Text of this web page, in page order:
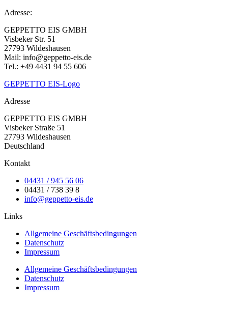
Adresse:
GEPPETTO EIS GMBH
Visbeker Str. 51
27793 Wildeshausen
Mail: info@geppetto-eis.de
Tel.: +49 4431 94 55 606
GEPPETTO EIS-Logo
Adresse
GEPPETTO EIS GMBH
Visbeker Straße 51
27793 Wildeshausen
Deutschland
Kontakt
04431 / 945 56 06
04431 / 738 39 8
info@geppetto-eis.de
Links
Allgemeine Geschäftsbedingungen
Datenschutz
Impressum
Allgemeine Geschäftsbedingungen
Datenschutz
Impressum